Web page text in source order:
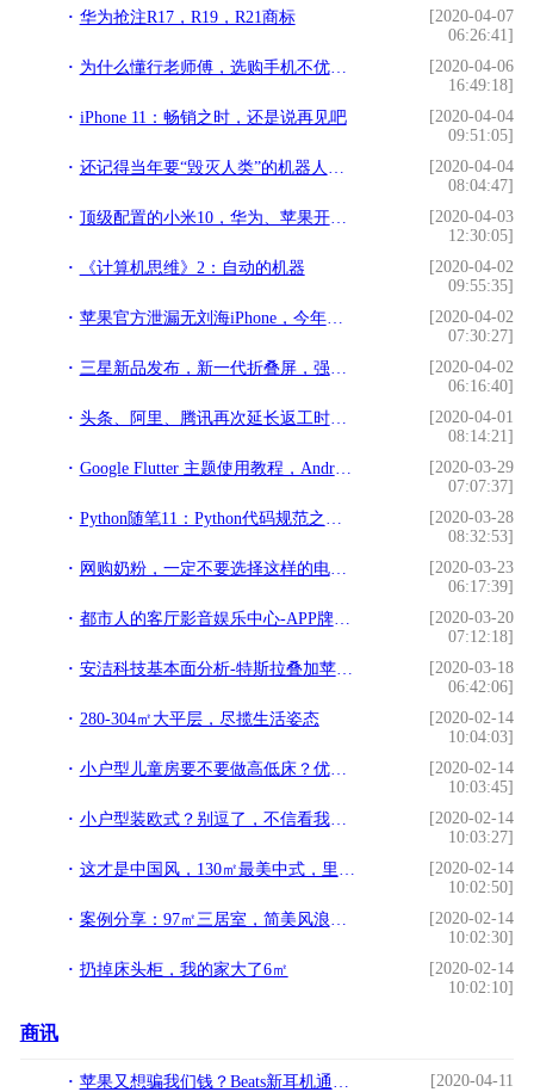
华为抢注R17，R19，R21商标
[2020-04-07
06:26:41]
为什么懂行老师傅，选购手机不优先建议高像素和大内存呢
[2020-04-06
16:49:18]
iPhone 11：畅销之时，还是说再见吧
[2020-04-04
09:51:05]
还记得当年要“毁灭人类”的机器人索菲亚吗？如今怎么样了？
[2020-04-04
08:04:47]
顶级配置的小米10，华为、苹果开始担忧了？
[2020-04-03
12:30:05]
《计算机思维》2：自动的机器
[2020-04-02
09:55:35]
苹果官方泄漏无刘海iPhone，今年新机长这样？
[2020-04-02
07:30:27]
三星新品发布，新一代折叠屏，强悍的拍照表现，展现机皇本色
[2020-04-02
06:16:40]
头条、阿里、腾讯再次延长返工时间，老牌外企IBM竟推迟到3月
[2020-04-01
08:14:21]
Google Flutter 主题使用教程，Android iOS 可运行 建议收藏
[2020-03-29
07:07:37]
Python随笔11：Python代码规范之注释和文档
[2020-03-28
08:32:53]
网购奶粉，一定不要选择这样的电商平台APP
[2020-03-23
06:17:39]
都市人的客厅影音娱乐中心-APP牌多功能KTV娱乐一体机
[2020-03-20
07:12:18]
安洁科技基本面分析-特斯拉叠加苹果供应商
[2020-03-18
06:42:06]
280-304㎡大平层，尽揽生活姿态
[2020-02-14
10:04:03]
小户型儿童房要不要做高低床？优劣全都告诉你，好多家庭想错了
[2020-02-14
10:03:45]
小户型装欧式？别逗了，不信看我家的，就是活生生的装修失败案例
[2020-02-14
10:03:27]
这才是中国风，130㎡最美中式，里面的红木家具，惊艳了我
[2020-02-14
10:02:50]
案例分享：97㎡三居室，简美风浪漫又精致，是梦想中的优雅美式
[2020-02-14
10:02:30]
扔掉床头柜，我的家大了6㎡
[2020-02-14
10:02:10]
商讯
苹果又想骗我们钱？Beats新耳机通过FCC认证：或将下月发
[2020-04-11